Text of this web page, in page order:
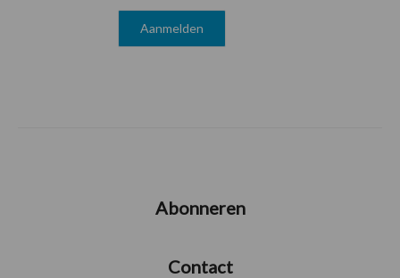
Abonneren
Contact